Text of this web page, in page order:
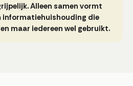
Alleen samen vormt
informatiehuishouding die
maar iedereen wel gebruikt.